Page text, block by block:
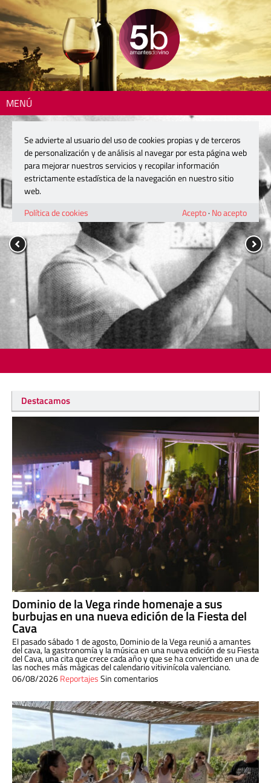
MENÚ
Destacamos
Dominio de la Vega rinde homenaje a sus
burbujas en una nueva edición de la Fiesta del
Cava
El pasado sábado 1 de agosto, Dominio de la Vega reunió a amantes
del cava, la gastronomía y la música en una nueva edición de su Fiesta
del Cava, una cita que crece cada año y que se ha convertido en una de
las noches más mágicas del calendario vitivinícola valenciano.
06/08/2026ReportajesSin comentarios
Se advierte al usuario del uso de cookies propias y de terceros
de personalización y de análisis al navegar por esta página web
para mejorar nuestros servicios y recopilar información
estrictamente estadística de la navegación en nuestro sitio
web.
Política de cookies
Acepto· No acepto